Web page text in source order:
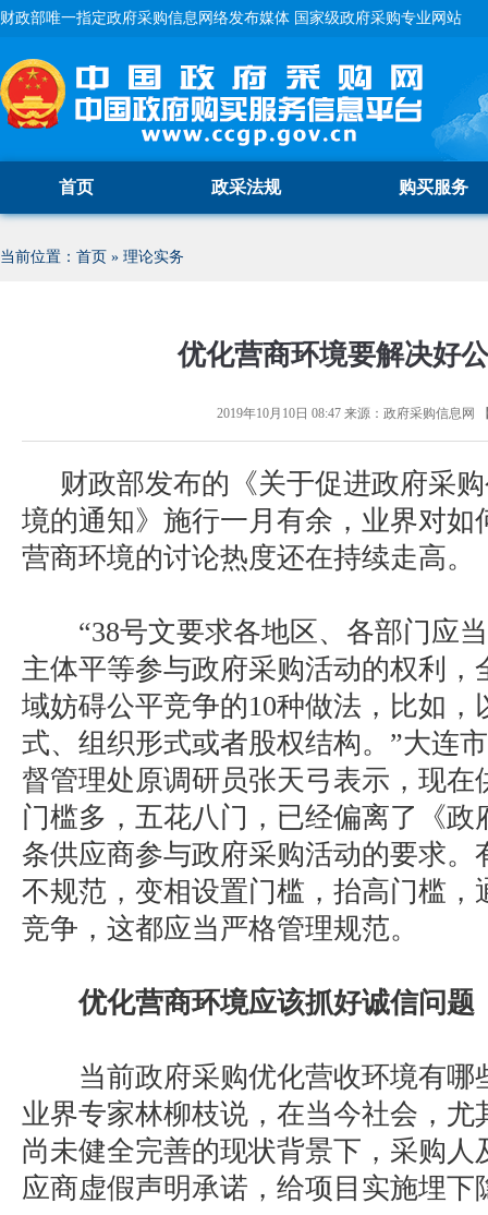
财政部唯一指定政府采购信息网络发布媒体 国家级政府采购专业网站
首页 政采法规 购买服务
当前位置： 首页 » 理论实务
优化营商环境要解决好
2019年10月10日 08:47来源： 政府采购信息网
财政部发布的《关于促进政府采
境的通知》施行一月有余，业界对如
营商环境的讨论热度还在持续走高。
“38号文要求各地区、各部门应当
主体平等参与政府采购活动的权利，
域妨碍公平竞争的10种做法，比如，
式、组织形式或者股权结构。”大连
督管理处原调研员张天弓表示，现在
门槛多，五花八门，已经偏离了《政
条供应商参与政府采购活动的要求。
不规范，变相设置门槛，抬高门槛，
竞争，这都应当严格管理规范。
优化营商环境应该抓好诚信问题
当前政府采购优化营收环境有哪
业界专家林柳枝说，在当今社会，尤
尚未健全完善的现状背景下，采购人
应商虚假声明承诺，给项目实施埋下